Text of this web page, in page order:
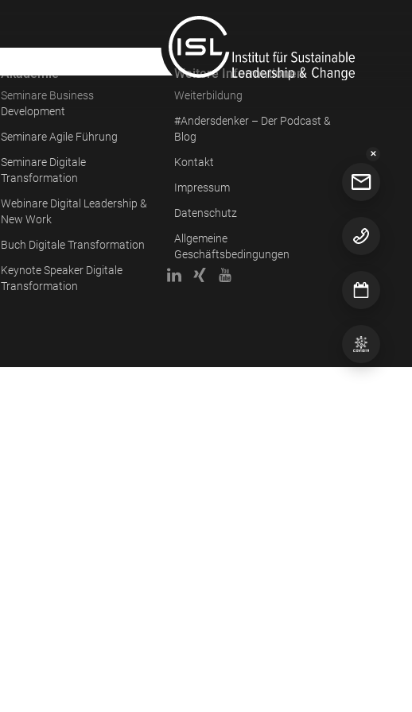
✕
Akademie
Seminare Business
Development
Seminare Agile Führung
Seminare Digitale
Transformation
Webinare Digital Leadership &
New Work
Buch Digitale Transformation
Keynote Speaker Digitale
Transformation
Weitere Informationen
Weiterbildung
#Andersdenker – Der Podcast &
Blog
Kontakt
Impressum
Datenschutz
Allgemeine
Geschäftsbedingungen